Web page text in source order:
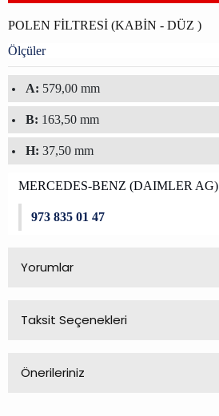
POLEN FİLTRESİ (KABİN - DÜZ )
Ölçüler
A: 579,00 mm
B: 163,50 mm
H: 37,50 mm
MERCEDES-BENZ (DAIMLER AG)
973 835 01 47
Yorumlar
Taksit Seçenekleri
Önerileriniz